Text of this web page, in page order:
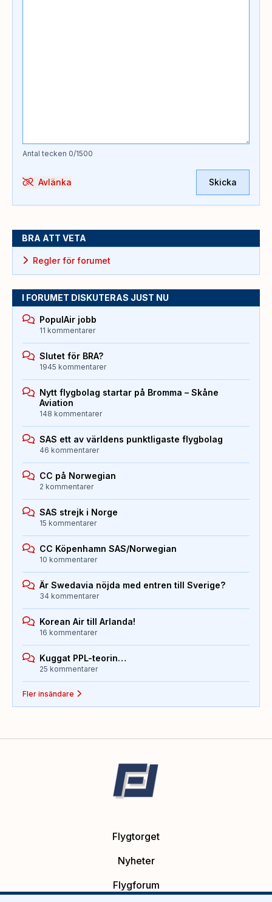
Antal tecken 0/1500
Avlänka Skicka
BRA ATT VETA
Regler för forumet
I FORUMET DISKUTERAS JUST NU
PopulAir jobb
11 kommentarer
Slutet för BRA?
1945 kommentarer
Nytt flygbolag startar på Bromma – Skåne
Aviation
148 kommentarer
SAS ett av världens punktligaste flygbolag
46 kommentarer
CC på Norwegian
2 kommentarer
SAS strejk i Norge
15 kommentarer
CC Köpenhamn SAS/Norwegian
10 kommentarer
Är Swedavia nöjda med entren till Sverige?
34 kommentarer
Korean Air till Arlanda!
16 kommentarer
Kuggat PPL-teorin…
25 kommentarer
Fler insändare
Flygtorget
Nyheter
Flygforum